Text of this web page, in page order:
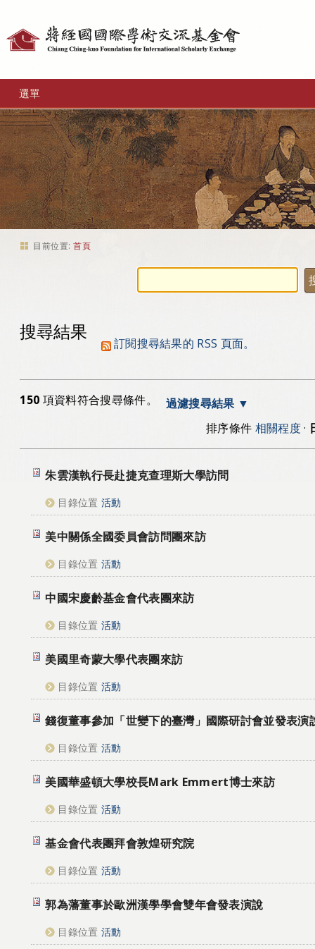
選單
目前位置: 首頁
搜尋結果
訂閱搜尋結果的 RSS 頁面。
150 項資料符合搜尋條件。
過濾搜尋結果
排序條件 相關程度·
朱雲漢執行長赴捷克查理斯大學訪問
目錄位置 活動
美中關係全國委員會訪問團來訪
目錄位置 活動
中國宋慶齡基金會代表團來訪
目錄位置 活動
美國里奇蒙大學代表團來訪
目錄位置 活動
錢復董事參加「世變下的臺灣」國際研討會並發表演
目錄位置 活動
美國華盛頓大學校長Mark Emmert博士來訪
目錄位置 活動
基金會代表團拜會敦煌研究院
目錄位置 活動
郭為藩董事於歐洲漢學學會雙年會發表演說
目錄位置 活動